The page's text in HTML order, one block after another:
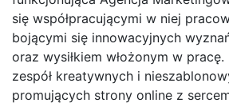
się współpracującymi w niej
bojącymi się innowacyjnych
oraz wysiłkiem włożonym w
zespół kreatywnych i
promujących strony online z